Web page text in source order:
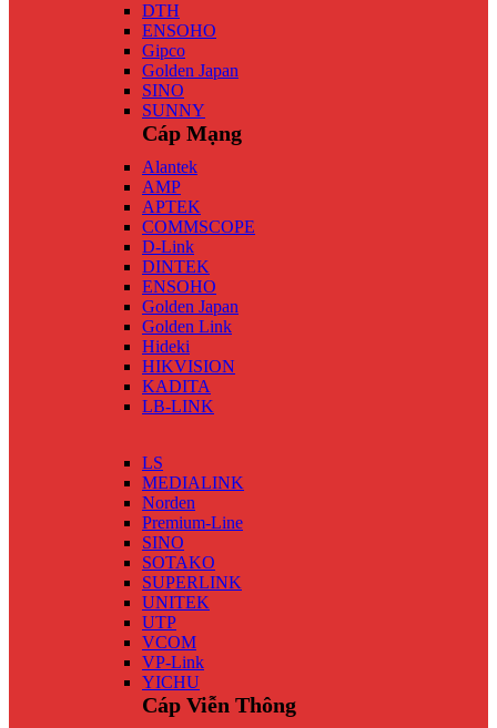
DTH
ENSOHO
Gipco
Golden Japan
SINO
SUNNY
Cáp Mạng
Alantek
AMP
APTEK
COMMSCOPE
D-Link
DINTEK
ENSOHO
Golden Japan
Golden Link
Hideki
HIKVISION
KADITA
LB-LINK
LS
MEDIALINK
Norden
Premium-Line
SINO
SOTAKO
SUPERLINK
UNITEK
UTP
VCOM
VP-Link
YICHU
Cáp Viễn Thông